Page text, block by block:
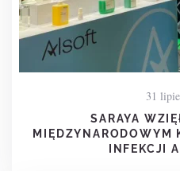
31
SARAYA
MIĘDZYNARODOWYM
INFEKCJI